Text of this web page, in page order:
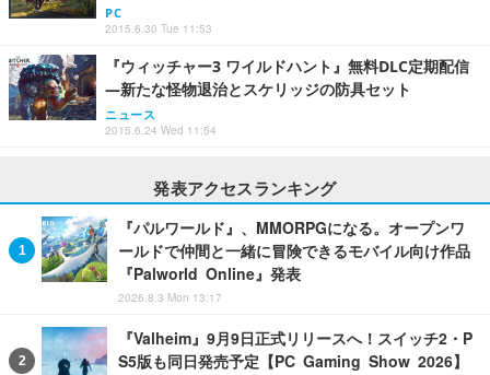
PC
2015.6.30 Tue 11:53
『ウィッチャー3 ワイルドハント』無料DLC定期配信
―新たな怪物退治とスケリッジの防具セット
ニュース
2015.6.24 Wed 11:54
発表アクセスランキング
『パルワールド』、MMORPGになる。オープンワ
ールドで仲間と一緒に冒険できるモバイル向け作品
『Palworld Online』発表
2026.8.3 Mon 13:17
『Valheim』9月9日正式リリースへ！スイッチ2・P
S5版も同日発売予定【PC Gaming Show 2026】